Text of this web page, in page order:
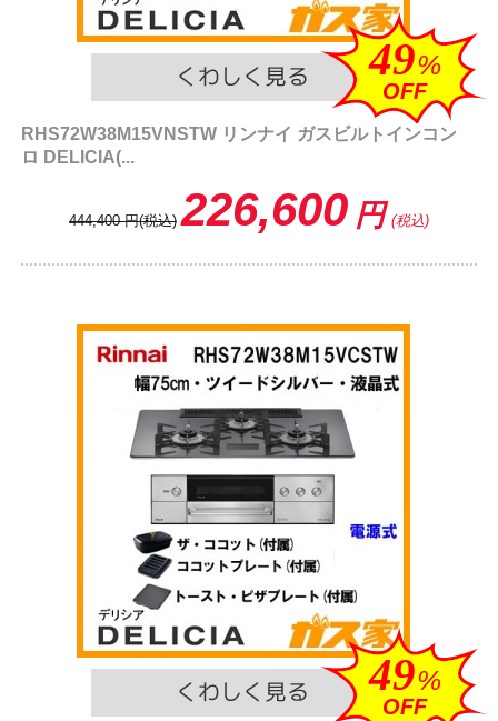
49%
OFF
RHS72W38M15VNSTW リンナイ ガスビルトインコン
ロ DELICIA(...
444,400 円(税込) 226,600 円 (税込)
49%
OFF